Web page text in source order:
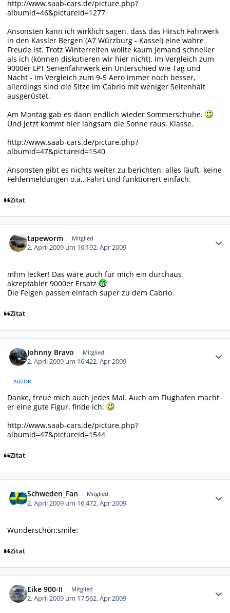
http://www.saab-cars.de/picture.php?
albumid=46&pictureid=1277
Ansonsten kann ich wirklich sagen, dass das Hirsch Fahrwerk
in den Kassler Bergen (A7 Würzburg - Kassel) eine wahre
Freude ist. Trotz Winterreifen wollte kaum jemand schneller
als ich (können diskutieren wir hier nicht). Im Vergleich zum
9000er LPT Serienfahrwerk ein Unterschied wie Tag und
Nacht - im Vergleich zum 9-5 Aero immer noch besser,
allerdings sind die Sitze im Cabrio mit weniger Seitenhalt
ausgerüstet.
Am Montag gab es dann endlich wieder Sommerschuhe.
Und jetzt kommt hier langsam die Sonne raus. Klasse.
http://www.saab-cars.de/picture.php?
albumid=47&pictureid=1540
Ansonsten gibt es nichts weiter zu berichten, alles läuft, keine
Fehlermeldungen o.ä.. Fährt und funktionert einfach.
Zitat
tapeworm Mitglied
2. April 2009 um 16:192. Apr 2009
mhm lecker! Das wäre auch für mich ein durchaus
akzeptabler 9000er Ersatz
Die Felgen passen einfach super zu dem Cabrio.
Zitat
Johnny Bravo Mitglied
2. April 2009 um 16:422. Apr 2009
AUTOR
Danke, freue mich auch jedes Mal. Auch am Flughafen macht
er eine gute Figur, finde ich.
http://www.saab-cars.de/picture.php?
albumid=47&pictureid=1544
Zitat
Schweden_Fan Mitglied
2. April 2009 um 16:472. Apr 2009
Wunderschön:smile:
Zitat
Eike 900-II Mitglied
2. April 2009 um 17:562. Apr 2009